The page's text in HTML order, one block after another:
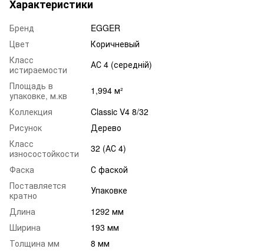
Характеристики
Бренд
EGGER
Цвет
Коричневый
Класс
истираемости
АС 4 (середній)
Площадь в
упаковке, м.кв
1,994 м²
Коллекция
Classic V4 8/32
Рисунок
Дерево
Класс
износостойкости
32 (АС 4)
Фаска
С фаской
Поставляется
кратно
Упаковке
Длина
1292 мм
Ширина
193 мм
Толщина мм
8 мм